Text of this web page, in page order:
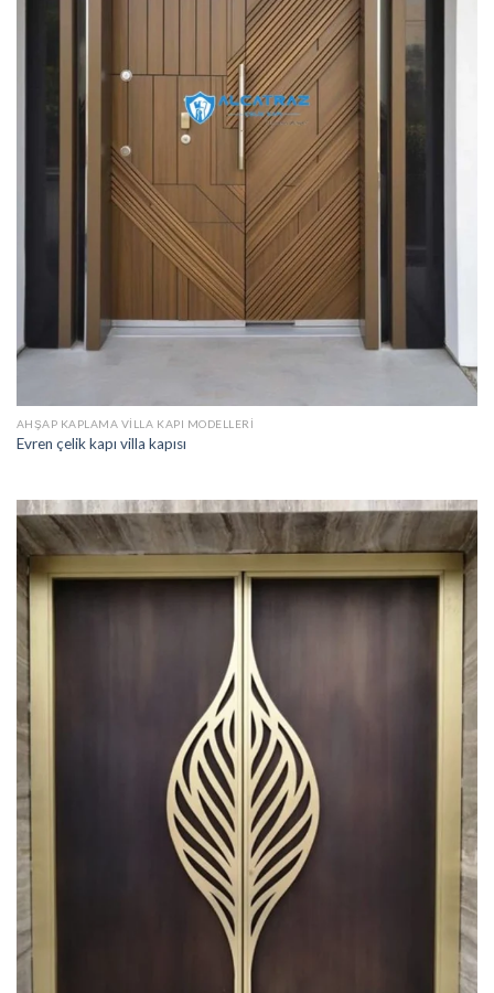
AHŞAP KAPLAMA VILLA KAPI MODELLERI
Evren çelik kapı villa kapısı